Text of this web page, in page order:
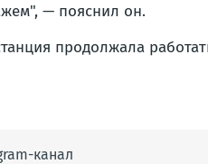
— пояснил он.
продолжала
канал